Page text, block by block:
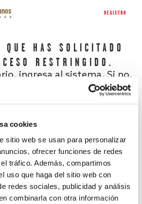
cookies
sitio web se usan para personalizar
ofrecer funciones de redes
tráfico. Además, compartimos
uso que haga del sitio web con
redes sociales, publicidad y análisis
combinarla con otra información
REGISTRO
QUE HAS SOLICITADO
RESTRINGIDO.
ingresa al sistema. Si no,